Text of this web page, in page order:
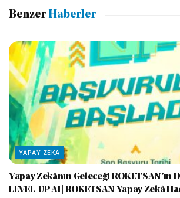
Benzer Haberler
YAPAY ZEKA
Yapay Zekânın Geleceği ROKETSAN’ın
LEVEL-UP AI | ROKETSAN Yapay Zekâ